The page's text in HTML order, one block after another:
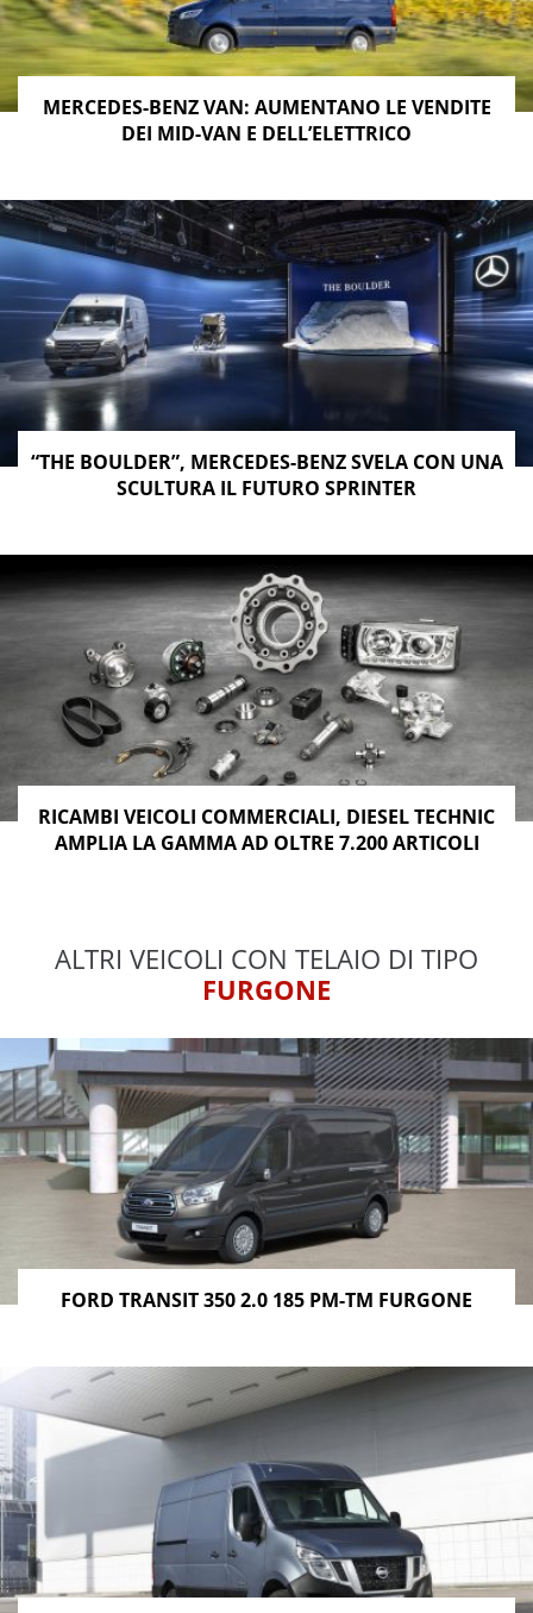
MERCEDES-BENZ VAN: AUMENTANO LE VENDITE
DEI MID-VAN E DELL’ELETTRICO
“THE BOULDER”, MERCEDES-BENZ SVELA CON UNA
SCULTURA IL FUTURO SPRINTER
RICAMBI VEICOLI COMMERCIALI, DIESEL TECHNIC
AMPLIA LA GAMMA AD OLTRE 7.200 ARTICOLI
ALTRI VEICOLI CON TELAIO DI TIPO
FURGONE
FORD TRANSIT 350 2.0 185 PM-TM FURGONE